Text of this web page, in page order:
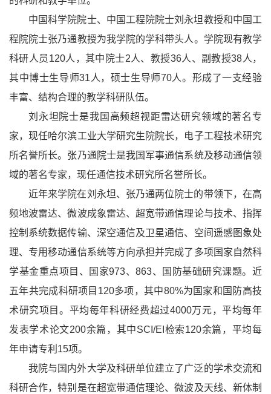
中国科学院院士、中国工程院院士刘永坦教授和中国工
程院院士张乃通教授为我学院的学科带头人。学院现有教学
科研人员120人，其中院士2人、教授36人、副教授38人，
其中博士生导师31人，硕士生导师70人。形成了一支经验
丰富、结构合理的教学科研队伍。
刘永坦院士是我国高频超视距雷达研究领域的著名专
家，现任哈尔滨工业大学研究生院院长，电子工程技术研究
所名誉所长。张乃通院士是我国军事通信系统及移动通信领
域的著名专家，现任通信技术研究所名誉所长。
近年来学院在刘永坦、张乃通两位院士的带领下，在高
频地波雷达、微波成象雷达、超宽带通信理论与技术、指挥
控制系统数据传输、深空通信及卫星通信、空间遥感图象处
理、专用移动通信系统等方向承担并完成了多项国家自然科
学基金重点项目、国家973、863、国防基础研究课题。近
五年共完成科研项目120多项，其中80%为国家和国防高技
术研究项目。平均每年科研经费超过4000万元，平均每年
发表学术论文200余篇，其中SCI/EI检索120余篇，平均每
年申请专利15项。
我院与国内外大学及科研单位建立了广泛的学术交流和
科研合作，特别是在超宽带通信理论、微波及天线、新体制